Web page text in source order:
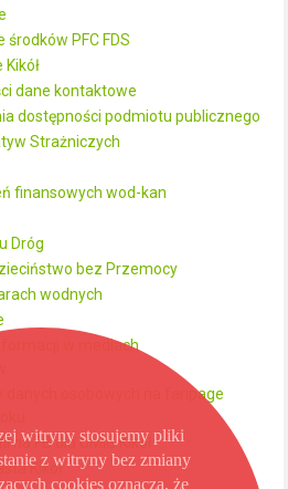
PFC FDS
dane kontaktowe
dostępności podmiotu publicznego
Strażniczych
finansowych wod-kan
Dróg
bez Przemocy
wodnych
w mediach
danych osobowych na fanpage
FB dla UMiG Kikół
Kikół
witryny stosujemy pliki
z witryny bez zmiany
cookies oznacza, że